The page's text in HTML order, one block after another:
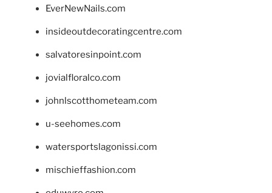
EverNewNails.com
insideoutdecoratingcentre.com
salvatoresinpoint.com
jovialfloralco.com
johnlscotthometeam.com
u-seehomes.com
watersportslagonissi.com
mischieffashion.com